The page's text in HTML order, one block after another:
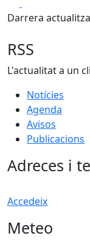
Darrera
RSS
L'actualitat a un
Notícies
Agenda
Avisos
Publicacions
Adreces i
Accedeix
Meteo